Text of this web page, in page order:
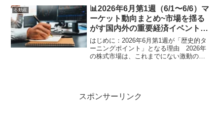
ら、湯気の立つカップを差し出した。ミ
ーナ「はい、ジンジャー...
不動産
📊2026年6月第1週（6/1〜6/6）マ
ーケット動向まとめ~市場を揺る
がす国内外の重要経済イベント・
経済指標スケジュール徹底解説~
はじめに：2026年6月第1週が「歴史的タ
ーニングポイント」となる理由 2026年
の株式市場は、これまでにない激動のモ
スポンサーリンク